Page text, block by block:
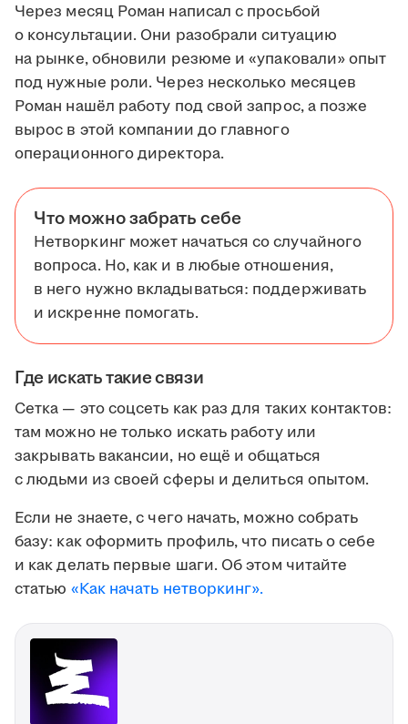
Через месяц Роман написал с просьбой
о консультации. Они разобрали ситуацию
на рынке, обновили резюме и «упаковали» опыт
под нужные роли. Через несколько месяцев
Роман нашёл работу под свой запрос, а позже
вырос в этой компании до главного
операционного директора.
Что можно забрать себе
Нетворкинг может начаться со случайного
вопроса. Но, как и в любые отношения,
в него нужно вкладываться: поддерживать
и искренне помогать.
Где искать такие связи
Сетка — это соцсеть как раз для таких контактов:
там можно не только искать работу или
закрывать вакансии, но ещё и общаться
с людьми из своей сферы и делиться опытом.
Если не знаете, с чего начать, можно собрать
базу: как оформить профиль, что писать о себе
и как делать первые шаги. Об этом читайте
статью «Как начать нетворкинг».